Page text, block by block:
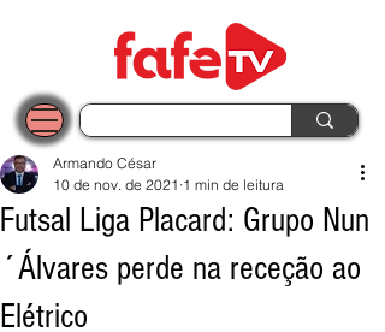
Futsal Liga Placard: Grupo Nun
´Álvares perde na receção ao
Elétrico
Armando César
10 de nov. de 2021 1 min de leitura